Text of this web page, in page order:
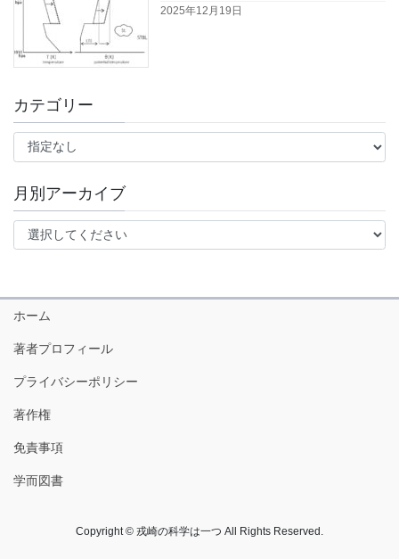
2025年12月19日
カテゴリー
月別アーカイブ
ホーム
著者プロフィール
プライバシーポリシー
著作権
免責事項
学而図書
Copyright © 戎崎の科学は一つ All Rights Reserved.